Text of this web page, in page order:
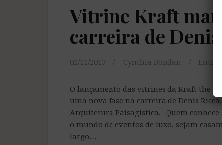
Vitrine Kraft
carreira de
02/11/2017 Cynthia Bondan
O lançamento das vitrines da Kraft the
uma nova fase na carreira de Denis
Arquitetura Paisagística. Quem conhece
o mundo de eventos de luxo, sejam
largo…